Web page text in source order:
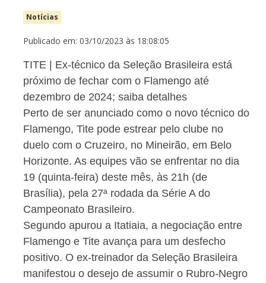
Notícias
Publicado em: 03/10/2023 às 18:08:05
TITE | Ex-técnico da Seleção Brasileira está
próximo de fechar com o Flamengo até
dezembro de 2024; saiba detalhes
Perto de ser anunciado como o novo técnico do
Flamengo, Tite pode estrear pelo clube no
duelo com o Cruzeiro, no Mineirão, em Belo
Horizonte. As equipes vão se enfrentar no dia
19 (quinta-feira) deste mês, às 21h (de
Brasília), pela 27ª rodada da Série A do
Campeonato Brasileiro.
Segundo apurou a Itatiaia, a negociação entre
Flamengo e Tite avança para um desfecho
positivo. O ex-treinador da Seleção Brasileira
manifestou o desejo de assumir o Rubro-Negro